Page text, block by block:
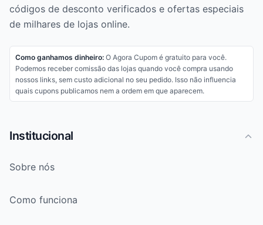
códigos de desconto verificados e ofertas especiais
de milhares de lojas online.
Como ganhamos dinheiro:O Agora Cupom é gratuito para você.
Podemos receber comissão das lojas quando você compra usando
nossos links, sem custo adicional no seu pedido. Isso não influencia
quais cupons publicamos nem a ordem em que aparecem.
Institucional
Sobre nós
Como funciona